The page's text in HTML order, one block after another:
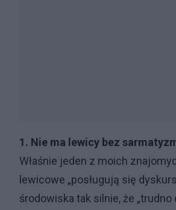
1. Nie ma lewicy bez
Właśnie jeden z moich
lewicowe „posługują się
środowiska tak silnie, że